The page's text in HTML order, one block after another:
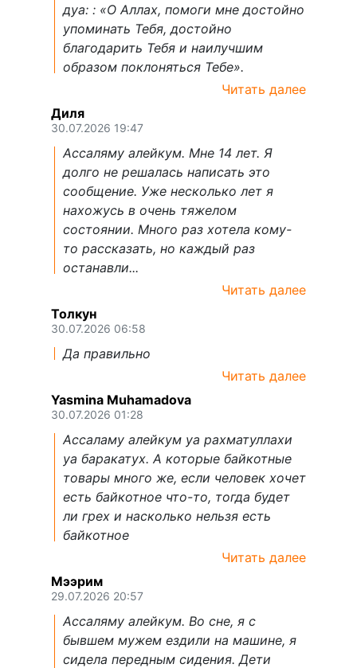
дуа: : «О Аллах, помоги мне достойно
упоминать Тебя, достойно
благодарить Тебя и наилучшим
образом поклоняться Тебе».
Читать далее
Диля
30.07.2026 19:47
Ассаляму алейкум. Мне 14 лет. Я
долго не решалась написать это
сообщение. Уже несколько лет я
нахожусь в очень тяжелом
состоянии. Много раз хотела кому-
то рассказать, но каждый раз
останавли...
Читать далее
Толкун
30.07.2026 06:58
Да правильно
Читать далее
Yasmina Muhamadova
30.07.2026 01:28
Ассаламу алейкум уа рахматуллахи
уа баракатух. А которые байкотные
товары много же, если человек хочет
есть байкотное что-то, тогда будет
ли грех и насколько нельзя есть
байкотное
Читать далее
Мээрим
29.07.2026 20:57
Ассаляму алейкум. Во сне, я с
бывшем мужем ездили на машине, я
сидела передным сидения. Дети